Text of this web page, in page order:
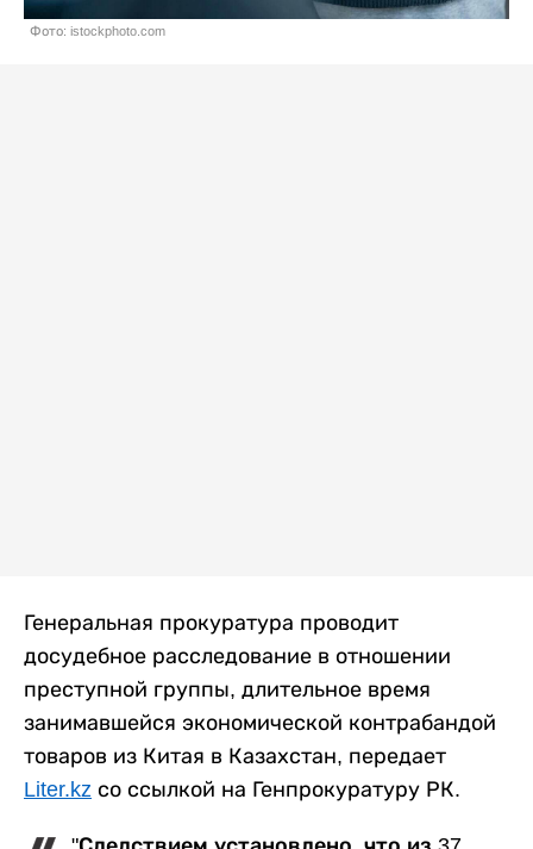
Фото: istockphoto.com
Генеральная прокуратура проводит
досудебное расследование в отношении
преступной группы, длительное время
занимавшейся экономической контрабандой
товаров из Китая в Казахстан, передает
Liter.kz со ссылкой на Генпрокуратуру РК.